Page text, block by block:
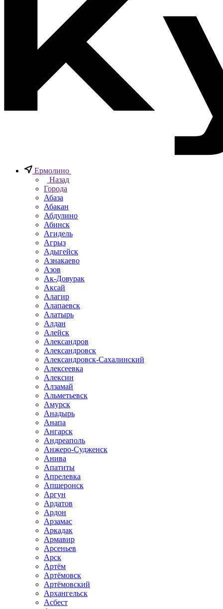
Ермолино
Назад
Города
Абаза
Абакан
Абдулино
Абинск
Агидель
Агрыз
Адыгейск
Азнакаево
Азов
Ак-Довурак
Аксай
Алагир
Алапаевск
Алатырь
Алдан
Алейск
Александров
Александровск
Александровск-Сахалинский
Алексеевка
Алексин
Алзамай
Альметьевск
Амурск
Анадырь
Анапа
Ангарск
Андреаполь
Анжеро-Судженск
Анива
Апатиты
Апрелевка
Апшеронск
Аргун
Ардатов
Ардон
Арзамас
Аркадак
Армавир
Арсеньев
Арск
Артём
Артёмовск
Артёмовский
Архангельск
Асбест